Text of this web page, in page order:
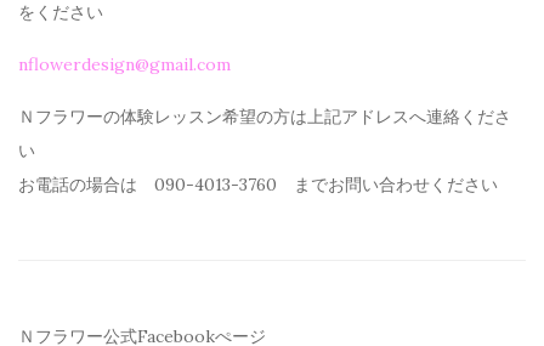
を ください
nflowerdesign@gmail.com
Ｎフラワーの体験レッスン希望の方は上記アドレスへ連絡くださ
い
お電話の場合は 090-4013-3760 までお問い合わせください
Ｎフラワー公式Facebookぺージ